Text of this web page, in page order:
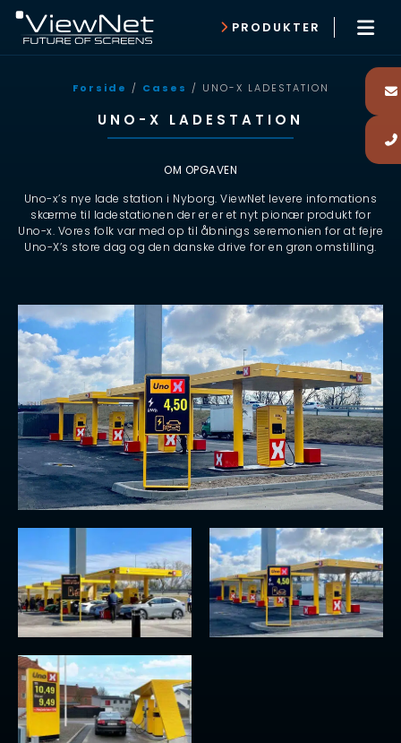
PRODUKTER
Forside / Cases / UNO-X LADESTATION
UNO-X LADESTATION
OM OPGAVEN
Uno-x’s nye lade station i Nyborg. ViewNet levere infomations
skærme til ladestationen der er er et nyt pionær produkt for
Uno-x. Vores folk var med op til åbnings seremonien for at fejre
Uno-X’s store dag og den danske drive for en grøn omstilling.